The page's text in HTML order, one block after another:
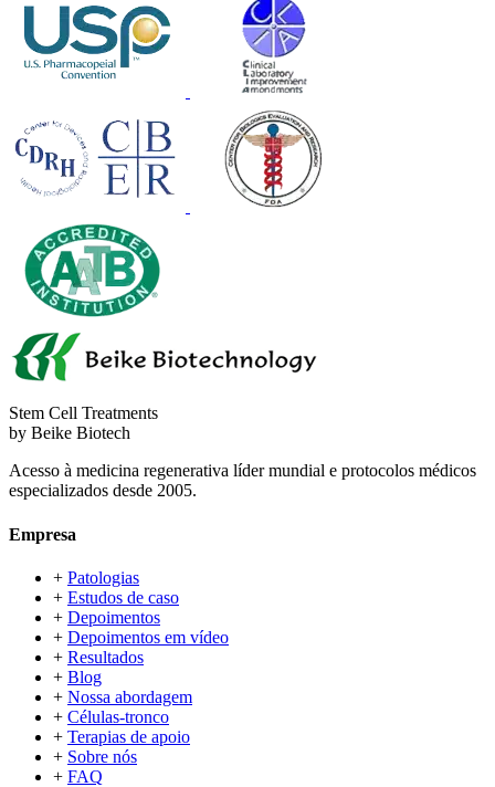
Stem Cell Treatments
by Beike Biotech
Acesso à medicina regenerativa líder mundial e protocolos médicos
especializados desde 2005.
Empresa
+ Patologias
+ Estudos de caso
+ Depoimentos
+ Depoimentos em vídeo
+ Resultados
+ Blog
+ Nossa abordagem
+ Células-tronco
+ Terapias de apoio
+ Sobre nós
+ FAQ